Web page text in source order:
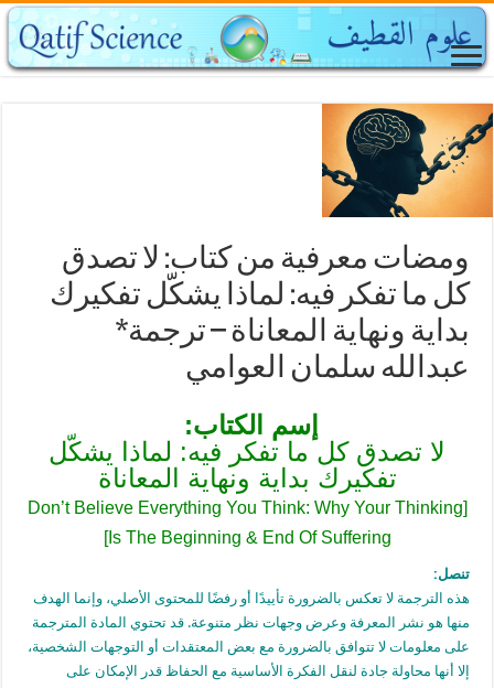
ومضات معرفية من كتاب: لا تصدق
كل ما تفكر فيه: لماذا يشكّل تفكيرك
بداية ونهاية المعاناة – ترجمة*
عبدالله سلمان العوامي
إسم الكتاب:
لا تصدق كل ما تفكر فيه: لماذا يشكّل
تفكيرك بداية ونهاية المعاناة
[Don’t Believe Everything You Think: Why Your Thinking
Is The Beginning & End Of Suffering]
تنصل:
هذه الترجمة لا تعكس بالضرورة تأييدًا أو رفضًا للمحتوى الأصلي، وإنما الهدف
منها هو نشر المعرفة وعرض وجهات نظر متنوعة. قد تحتوي المادة المترجمة
على معلومات لا تتوافق بالضرورة مع بعض المعتقدات أو التوجهات الشخصية،
إلا أنها محاولة جادة لنقل الفكرة الأساسية مع الحفاظ قدر الإمكان على